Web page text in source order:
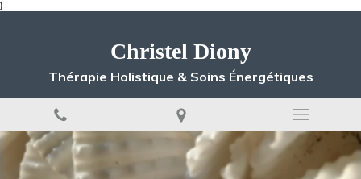
}
Christel Diony
Thérapie Holistique & Soins Énergétiques